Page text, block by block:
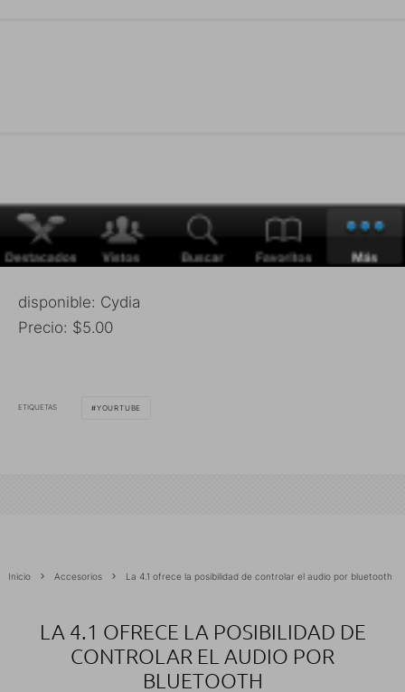
disponible: Cydia
Precio: $5.00
ETIQUETAS YOURTUBE
Inicio Accesorios La 4.1 ofrece la posibilidad de controlar el audio por bluetooth
LA 4.1 OFRECE LA POSIBILIDAD DE
CONTROLAR EL AUDIO POR
BLUETOOTH